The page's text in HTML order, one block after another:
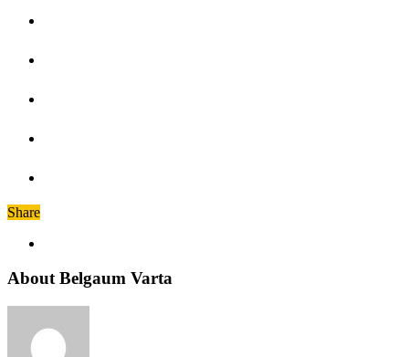
Share
About Belgaum Varta